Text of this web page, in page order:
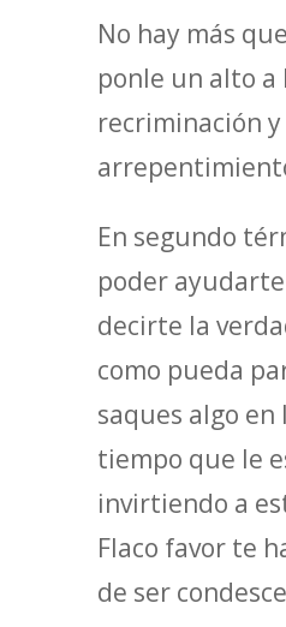
No hay más
ponle un alto a
recriminación y
En segundo
poder
decirte la
como pueda
saques algo
tiempo que le
invirtiendo a
Flaco favor te
de ser